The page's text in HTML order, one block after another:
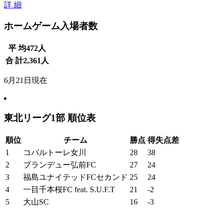
詳 細
ホームゲーム入場者数
平 均472人
合 計2,361 人
6月21日現在
東北リーグ1部 順位表
順位 チーム 勝点 得失点差
1
コバルトーレ女川 28
38
2
ブランデュー弘前FC 27
24
3
福島ユナイテッドFCセカンド 25
24
4
一目千本桜FC feat. S.U.F.T 21
-2
5
大山SC 16
-3